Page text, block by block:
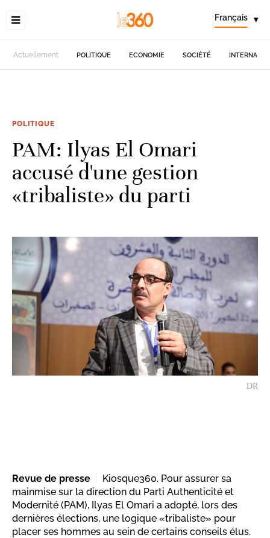
Français ▾
Actuellement POLITIQUE ECONOMIE SOCIÉTÉ
POLITIQUE
PAM: Ilyas El Omari
accusé d'une gestion
«tribaliste» du parti
DR
Revue de presse
Kiosque360. Pour assurer sa
mainmise sur la direction du Parti Authenticité et
Modernité (PAM), Ilyas El Omari a adopté, lors des
dernières élections, une logique «tribaliste» pour
placer ses hommes au sein de certains conseils élus.